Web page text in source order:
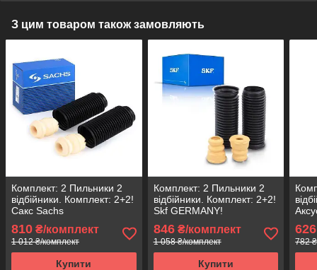
З цим товаром також замовляють
Комплект: 2 Пильники 2
відбійники. Комплект: 2+2!
Сакс Sachs
810 ₴/комплект
1 012 ₴/комплект
Купити
Комплект: 2 Пильники 2
відбійники. Комплект: 2+2!
Skf GERMANY!
846₴/комплект
1 058 ₴/комплект
Купити
626
782